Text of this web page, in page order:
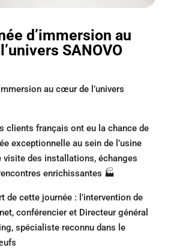
d’immersion au
SANOVO
au cœur de l’univers
clients français ont eu la chance de
exceptionnelle au sein de l’usine
visite des installations, échanges
enrichissantes 🏭
de cette journée : l’intervention de
conférencier et Directeur général
spécialiste reconnu dans le